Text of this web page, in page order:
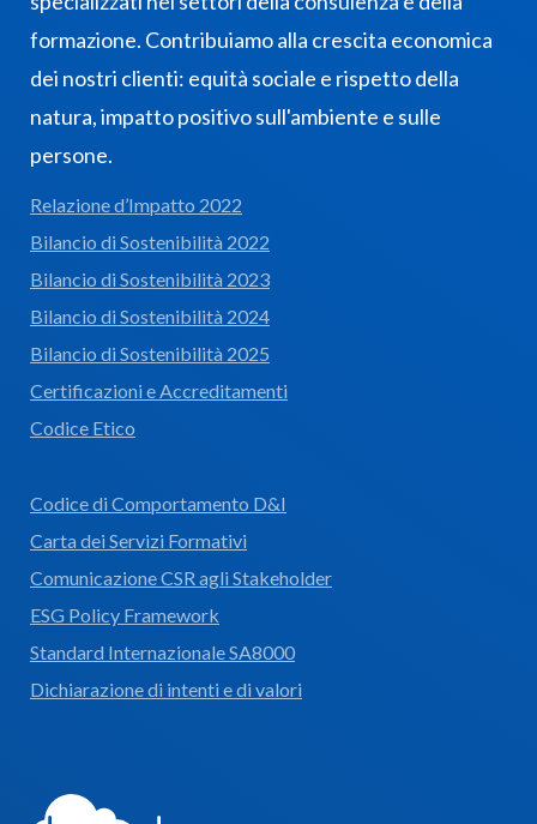
formazione. Contribuiamo alla crescita economica
dei nostri clienti: equità sociale e rispetto della
natura, impatto positivo sull'ambiente e sulle
persone.
Relazione d’Impatto 2022
Bilancio di Sostenibilità 2022
Bilancio di Sostenibilità 2023
Bilancio di Sostenibilità 2024
Bilancio di Sostenibilità 2025
Certificazioni e Accreditamenti
Codice Etico
Codice di Comportamento D&I
Carta dei Servizi Formativi
Comunicazione CSR agli Stakeholder
ESG Policy Framework
Standard Internazionale SA8000
Dichiarazione di intenti e di valori